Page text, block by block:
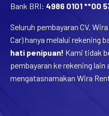
Bank BRI: 4986 0101 **00
Seluruh pembayaran CV.
Car) hanya melalui rekening
hati penipuan! Kami tidak
pembayaran ke rekening lain
mengatasnamakan Wira